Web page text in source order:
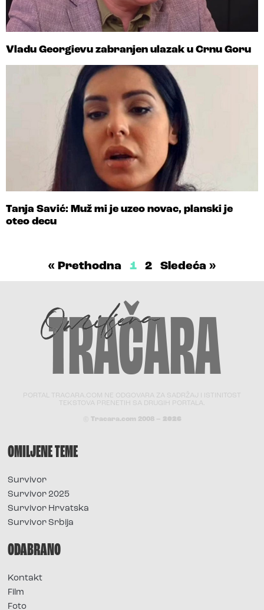
Vladu Georgievu zabranjen ulazak u Crnu Goru
Tanja Savić: Muž mi je uzeo novac, planski je
oteo decu
« Prethodna 1 2 Sledeća »
PORTAL TRACARA.COM NE ODGOVARA ZA SADRŽAJ I ISTINITOST
TEKSTOVA PRENETIH SA DRUGIH PORTALA.
© Tracara.com 2008 – 2026
OMILJENE TEME
Survivor
Survivor 2025
Survivor Hrvatska
Survivor Srbija
ODABRANO
Kontakt
Film
Foto